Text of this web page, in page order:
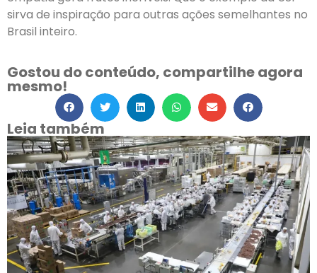
sirva de inspiração para outras ações semelhantes no
Brasil inteiro.
Gostou do conteúdo, compartilhe agora
mesmo!
Leia também